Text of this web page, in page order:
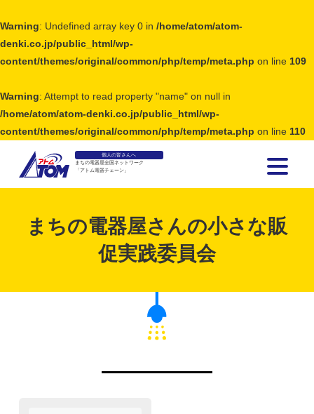
Warning: Undefined array key 0 in /home/atom/atom-
denki.co.jp/public_html/wp-
content/themes/original/common/php/temp/meta.php on line 109
Warning: Attempt to read property "name" on null in
/home/atom/atom-denki.co.jp/public_html/wp-
content/themes/original/common/php/temp/meta.php on line 110
アトム電器チェーン
個人の皆さんへ
まちの電器屋全国ネットワーク
「アトム電器チェーン」
まちの電器屋さんの小さな販
促実践委員会